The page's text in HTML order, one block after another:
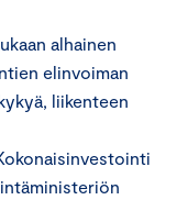
alhainen
elinvoiman
liikenteen